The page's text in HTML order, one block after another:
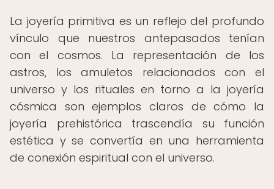
La joyería primitiva es un reflejo del profundo
vínculo que nuestros antepasados tenían
con el cosmos. La representación de los
astros, los amuletos relacionados con el
universo y los rituales en torno a la joyería
cósmica son ejemplos claros de cómo la
joyería prehistórica trascendía su función
estética y se convertía en una herramienta
de conexión espiritual con el universo.